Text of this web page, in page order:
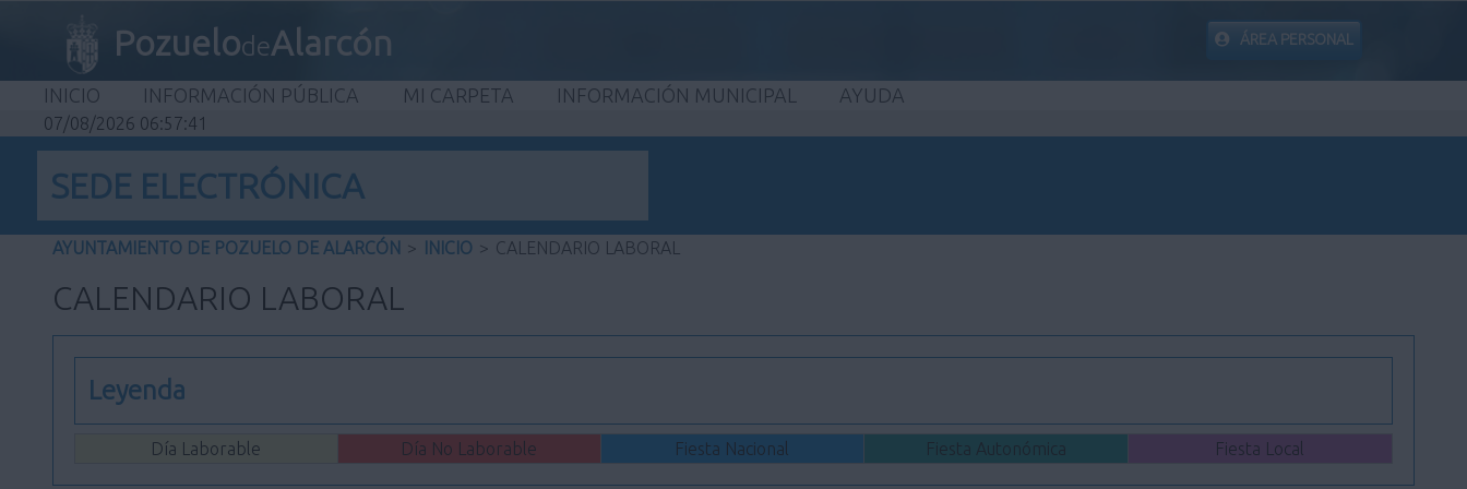
PozuelodeAlarcón ÁREA PERSONAL
INICIO INFORMACIÓN PÚBLICA MI CARPETA INFORMACIÓN MUNICIPAL AYUDA
07/08/2026 06:57:41
SEDE ELECTRÓNICA
AYUNTAMIENTO DE POZUELO DE ALARCÓN > INICIO > CALENDARIO LABORAL
CALENDARIO LABORAL
Leyenda
Día Laborable Día No Laborable Fiesta Nacional Fiesta Local